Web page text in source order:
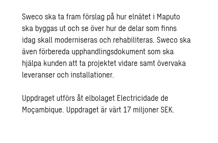
Sweco ska ta fram förslag på hur elnätet i Maputo
ska byggas ut och se över hur de delar som finns
idag skall moderniseras och rehabiliteras. Sweco ska
även förbereda upphandlingsdokument som ska
hjälpa kunden att ta projektet vidare samt övervaka
leveranser och installationer.
Uppdraget utförs åt elbolaget Electricidade de
Moçambique. Uppdraget är värt 17 miljoner SEK.